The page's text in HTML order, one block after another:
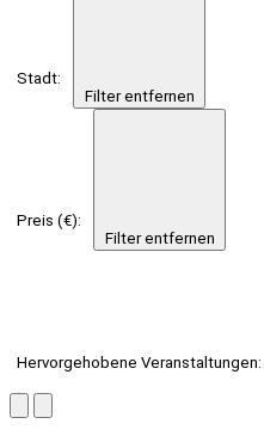
Stadt:
Filter entfernen
Preis (€):
Filter entfernen
Hervorgehobene Veranstaltungen: